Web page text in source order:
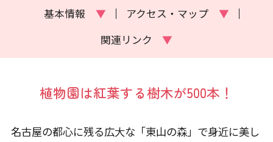
基本情報 ▼ アクセス・マップ
▼
関連リンク
▼
植物園は紅葉する樹木が500本！
名古屋の都心に残る広大な「東山の森」で身近に美し